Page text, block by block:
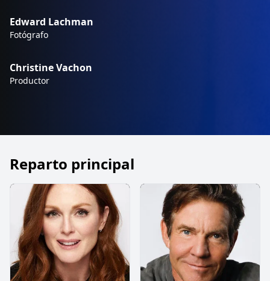
Edward Lachman
Fotógrafo
Christine Vachon
Productor
Reparto principal